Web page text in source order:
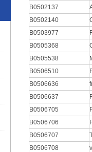
B0502137
B0502140
B0503977
B0505368
B0505538
B0506510
B0506636
B0506637
B0506705
B0506706
B0506707
B0506708